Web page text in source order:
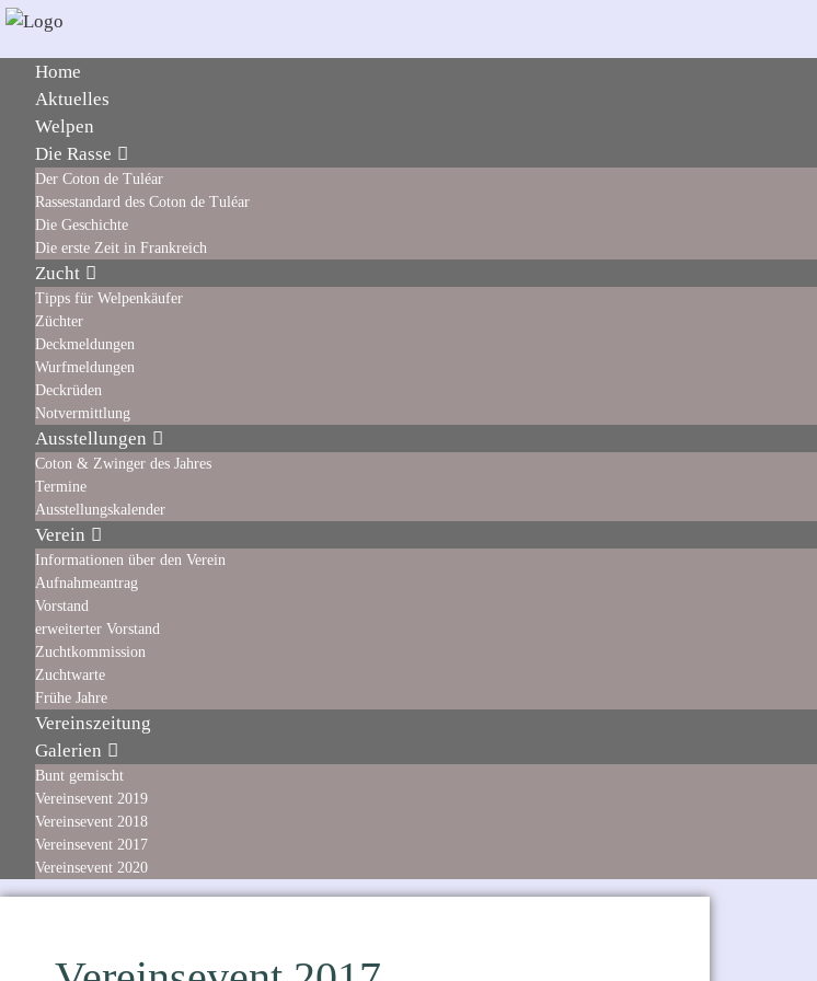
Home
Aktuelles
Welpen
Die Rasse
Der Coton de Tuléar
Rassestandard des Coton de Tuléar
Die Geschichte
Die erste Zeit in Frankreich
Zucht
Tipps für Welpenkäufer
Züchter
Deckmeldungen
Wurfmeldungen
Deckrüden
Notvermittlung
Ausstellungen
Coton & Zwinger des Jahres
Termine
Ausstellungskalender
Verein
Informationen über den Verein
Aufnahmeantrag
Vorstand
erweiterter Vorstand
Zuchtkommission
Zuchtwarte
Frühe Jahre
Vereinszeitung
Galerien
Bunt gemischt
Vereinsevent 2019
Vereinsevent 2018
Vereinsevent 2017
Vereinsevent 2020